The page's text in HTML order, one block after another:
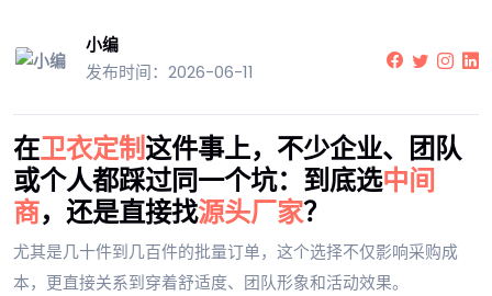
小编
发布时间：2026-06-11
在卫衣定制这件事上，不少企业、团队
或个人都踩过同一个坑：到底选中间
商，还是直接找源头厂家？
尤其是几十件到几百件的批量订单，这个选择不仅影响采购成
本，更直接关系到穿着舒适度、团队形象和活动效果。